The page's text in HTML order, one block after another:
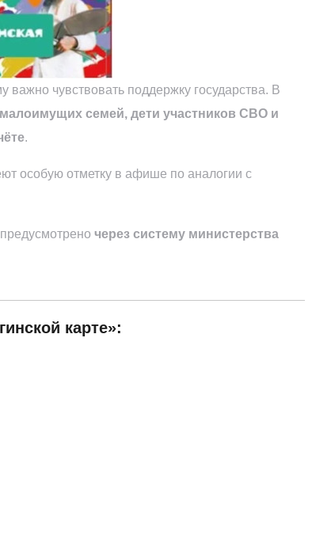
важно чувствовать поддержку государства. В
семей, дети участников СВО и
.
особую отметку в афише по аналогии с
через систему министерства
карте»: